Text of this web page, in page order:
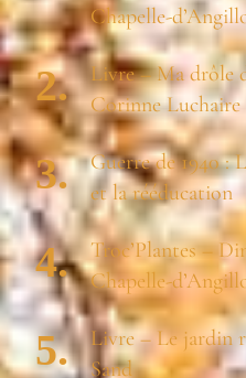
Chapelle-
Livre – Ma drôle
Corinne Luchaire
Guerre de 1940 :
et la rééducation
Troc’Plantes –
Chapelle-
Livre – Le jardin
Sand